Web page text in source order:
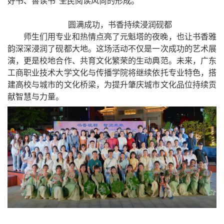
圆满成功，书香持续浸润砚都
师生们用专业和热情点亮了元魁塔的夜晚，也让书香雅
韵深深浸润了砚都大地。这场活动不仅是一次成功的艺术展
演，更是校地合作、共育文化繁荣的生动典范。未来，广东
工商职业技术大学文化与传播学院将继续依托专业特色，搭
建高校与城市的文化桥梁，为提升肇庆城市文化品位持续贡
献智慧与力量。